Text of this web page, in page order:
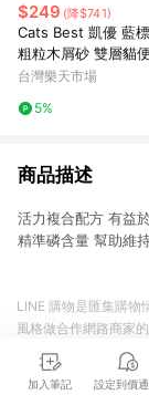
$249 (降$741)
Cats Best 凱優 藍標
粗粒木屑砂 雙層貓
小動物單層便盆 貓砂
【 寵物用品 狂殺 ★
台灣樂天市場
5%
商品描述
活力複合配方 有
精準磷含量 幫助維
加入筆記 設定到價
LINE 購物是匯集購物
風格做合作網路商家
商品至各合作網路商
準。